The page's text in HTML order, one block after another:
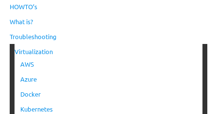
HOWTO’s
What is?
Troubleshooting
Virtualization
AWS
Azure
Docker
Kubernetes